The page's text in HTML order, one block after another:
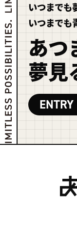
いつまでも
いつまでも
あつ
夢見
ENTRY